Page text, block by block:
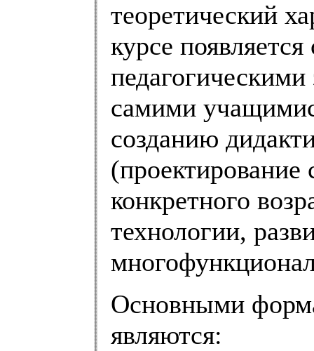
теоретический
курсе
самими
созданию
конкретного
технологии,
Основными
являются: